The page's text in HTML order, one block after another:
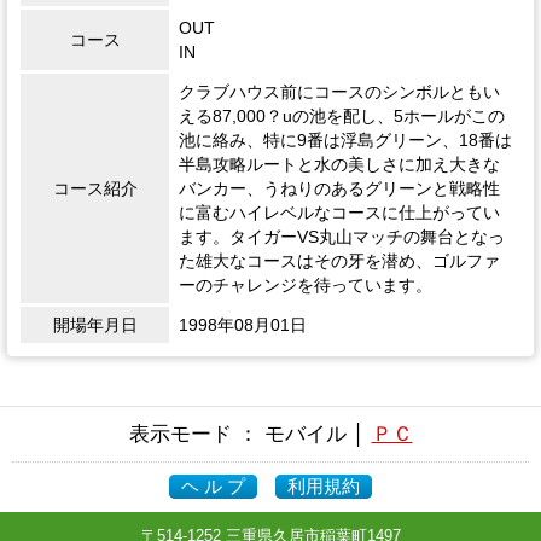
コース
OUT
IN
コース紹介
クラブハウス前にコースのシンボルともい
える87,000？uの池を配し、5ホールがこの
池に絡み、特に9番は浮島グリーン、18番は
半島攻略ルートと水の美しさに加え大きな
バンカー、うねりのあるグリーンと戦略性
に富むハイレベルなコースに仕上がってい
ます。タイガーVS丸山マッチの舞台となっ
た雄大なコースはその牙を潜め、ゴルファ
ーのチャレンジを待っています。
開場年月日 1998年08月01日
表示モード ： モバイル │ ＰＣ
ヘ ル プ 利用規約
〒514-1252 三重県久居市稲葉町1497